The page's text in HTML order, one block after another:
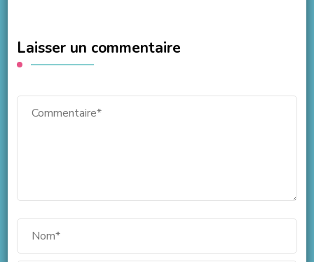
Laisser un commentaire